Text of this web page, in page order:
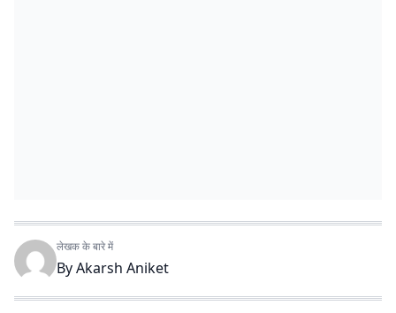
लेखक के बारे में
ByAkarsh Aniket